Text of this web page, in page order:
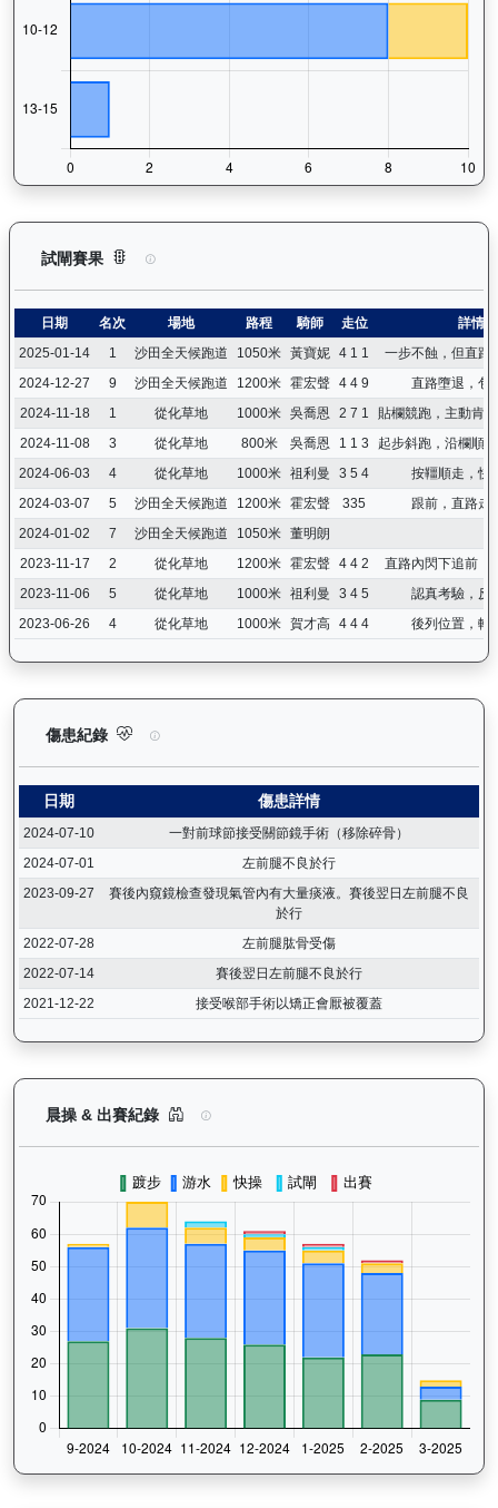
試閘賽果 日新月著（G109）— 試閘賽果紀錄：查看馬匹
日期 名次 場地 路程 騎師 走位
詳情
2025-01-14
1 沙田全天候跑道 1050米 黃寶妮 4 1 1
一步不蝕，但直路
2024-12-27
9 沙田全天候跑道 1200米 霍宏聲 4 4 9
直路墮退，包
2024-11-18
1 從化草地 1000米 吳喬恩 2 7 1
貼欄競跑，主動肯
2024-11-08
3 從化草地 800米 吳喬恩 1 1 3
起步斜跑，沿欄順
2024-06-03
4 從化草地 1000米 祖利曼 3 5 4
按韁順走，快
2024-03-07
5 沙田全天候跑道 1200米 霍宏聲 335
跟前，直路走
2024-01-02
7 沙田全天候跑道 1050米 董明朗
2023-11-17
2 從化草地 1200米 霍宏聲 4 4 2
直路內閃下追前，
2023-11-06
5 從化草地 1000米 祖利曼 3 4 5
認真考驗，反
2023-06-26
4 從化草地 1000米 賀才高 4 4 4 後列位置，輕
傷患紀錄 日新月著（G109）— 傷患紀錄：查看馬匹完
日期 傷患詳情
2024-07-10
一對前球節接受關節鏡手術（移除碎骨）
2024-07-01
左前腿不良於行
2023-09-27
賽後內窺鏡檢查發現氣管內有大量痰液。賽後翌日左前腿不良
於行
2022-07-28
左前腿肱骨受傷
2022-07-14
賽後翌日左前腿不良於行
2021-12-22
接受喉部手術以矯正會厭被覆蓋
晨操 & 出賽紀錄 日新月著（G109）— 晨操及出賽紀錄圖